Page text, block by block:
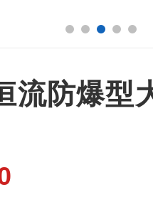
流防爆型